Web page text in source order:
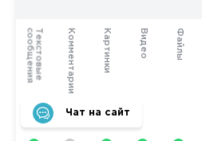
Т
е
к
с
т
о
в
ы
е
с
о
о
б
щ
е
н
и
я Комментарии Картинки Видео Файлы
Чат на сайт